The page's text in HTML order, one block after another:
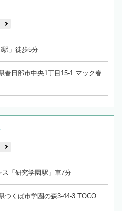
」徒歩5分
春日部市中央1丁目15-1 マック春
「研究学園駅」車7分
つくば市学園の森3-44-3 TOCO